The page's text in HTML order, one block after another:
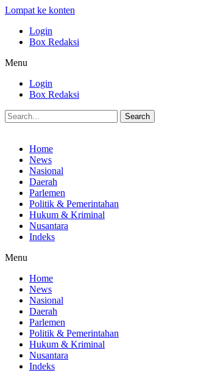
Lompat ke konten
Login
Box Redaksi
Menu
Login
Box Redaksi
Search
Home
News
Nasional
Daerah
Parlemen
Politik & Pemerintahan
Hukum & Kriminal
Nusantara
Indeks
Menu
Home
News
Nasional
Daerah
Parlemen
Politik & Pemerintahan
Hukum & Kriminal
Nusantara
Indeks